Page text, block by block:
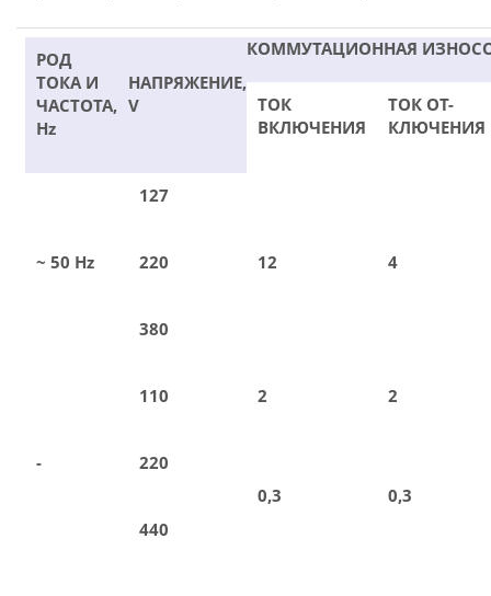
РОД
ТОКА И
ЧАСТОТА,
Hz
НАПРЯЖЕНИЕ,
V
КОММУТАЦИОННАЯ
ТОК
ВКЛЮЧЕНИЯ
ТОК ОТ-
КЛЮЧЕНИЯ
~ 50 Hz
127
12 4
220
380
-
110 2 2
220
0,3
0,3
440